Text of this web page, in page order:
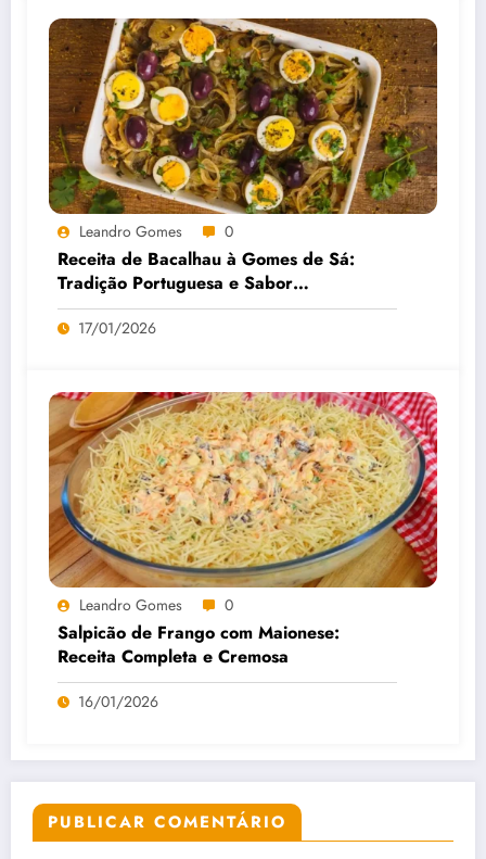
Leandro Gomes 0
Receita de Bacalhau à Gomes de Sá:
Tradição Portuguesa e Sabor
Inconfundível
17/01/2026
Leandro Gomes 0
Salpicão de Frango com Maionese:
Receita Completa e Cremosa
16/01/2026
PUBLICAR COMENTÁRIO